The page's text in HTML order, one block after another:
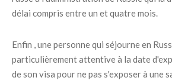
délai compris entre un et quatre mois.
Enfin , une personne qui séjourne en
particulièrement attentive à la date
de son visa pour ne pas s'exposer à une